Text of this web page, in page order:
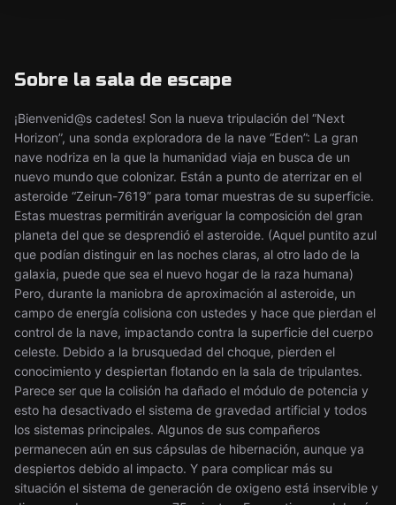
Sobre la sala de escape
¡Bienvenid@s cadetes! Son la nueva tripulación del “Next
Horizon”, una sonda exploradora de la nave “Eden”: La gran
nave nodriza en la que la humanidad viaja en busca de un
nuevo mundo que colonizar. Están a punto de aterrizar en el
asteroide “Zeirun-7619” para tomar muestras de su superficie.
Estas muestras permitirán averiguar la composición del gran
planeta del que se desprendió el asteroide. (Aquel puntito azul
que podían distinguir en las noches claras, al otro lado de la
galaxia, puede que sea el nuevo hogar de la raza humana)
Pero, durante la maniobra de aproximación al asteroide, un
campo de energía colisiona con ustedes y hace que pierdan el
control de la nave, impactando contra la superficie del cuerpo
celeste. Debido a la brusquedad del choque, pierden el
conocimiento y despiertan flotando en la sala de tripulantes.
Parece ser que la colisión ha dañado el módulo de potencia y
esto ha desactivado el sistema de gravedad artificial y todos
los sistemas principales. Algunos de sus compañeros
permanecen aún en sus cápsulas de hibernación, aunque ya
despiertos debido al impacto. Y para complicar más su
situación el sistema de generación de oxigeno está inservible y